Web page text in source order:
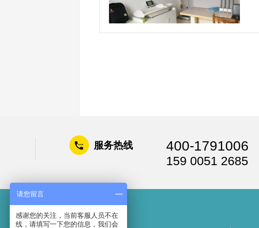
服务热线 400-1791006
159 0051 2685
请您留言
感谢您的关注，当前客服人员不在
线，请填写一下您的信息，我们会